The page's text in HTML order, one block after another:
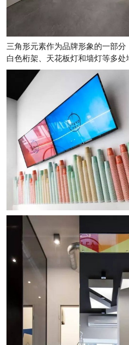
三角形元素作为品牌形象的一部
白色桁架、天花板灯和墙灯等多处